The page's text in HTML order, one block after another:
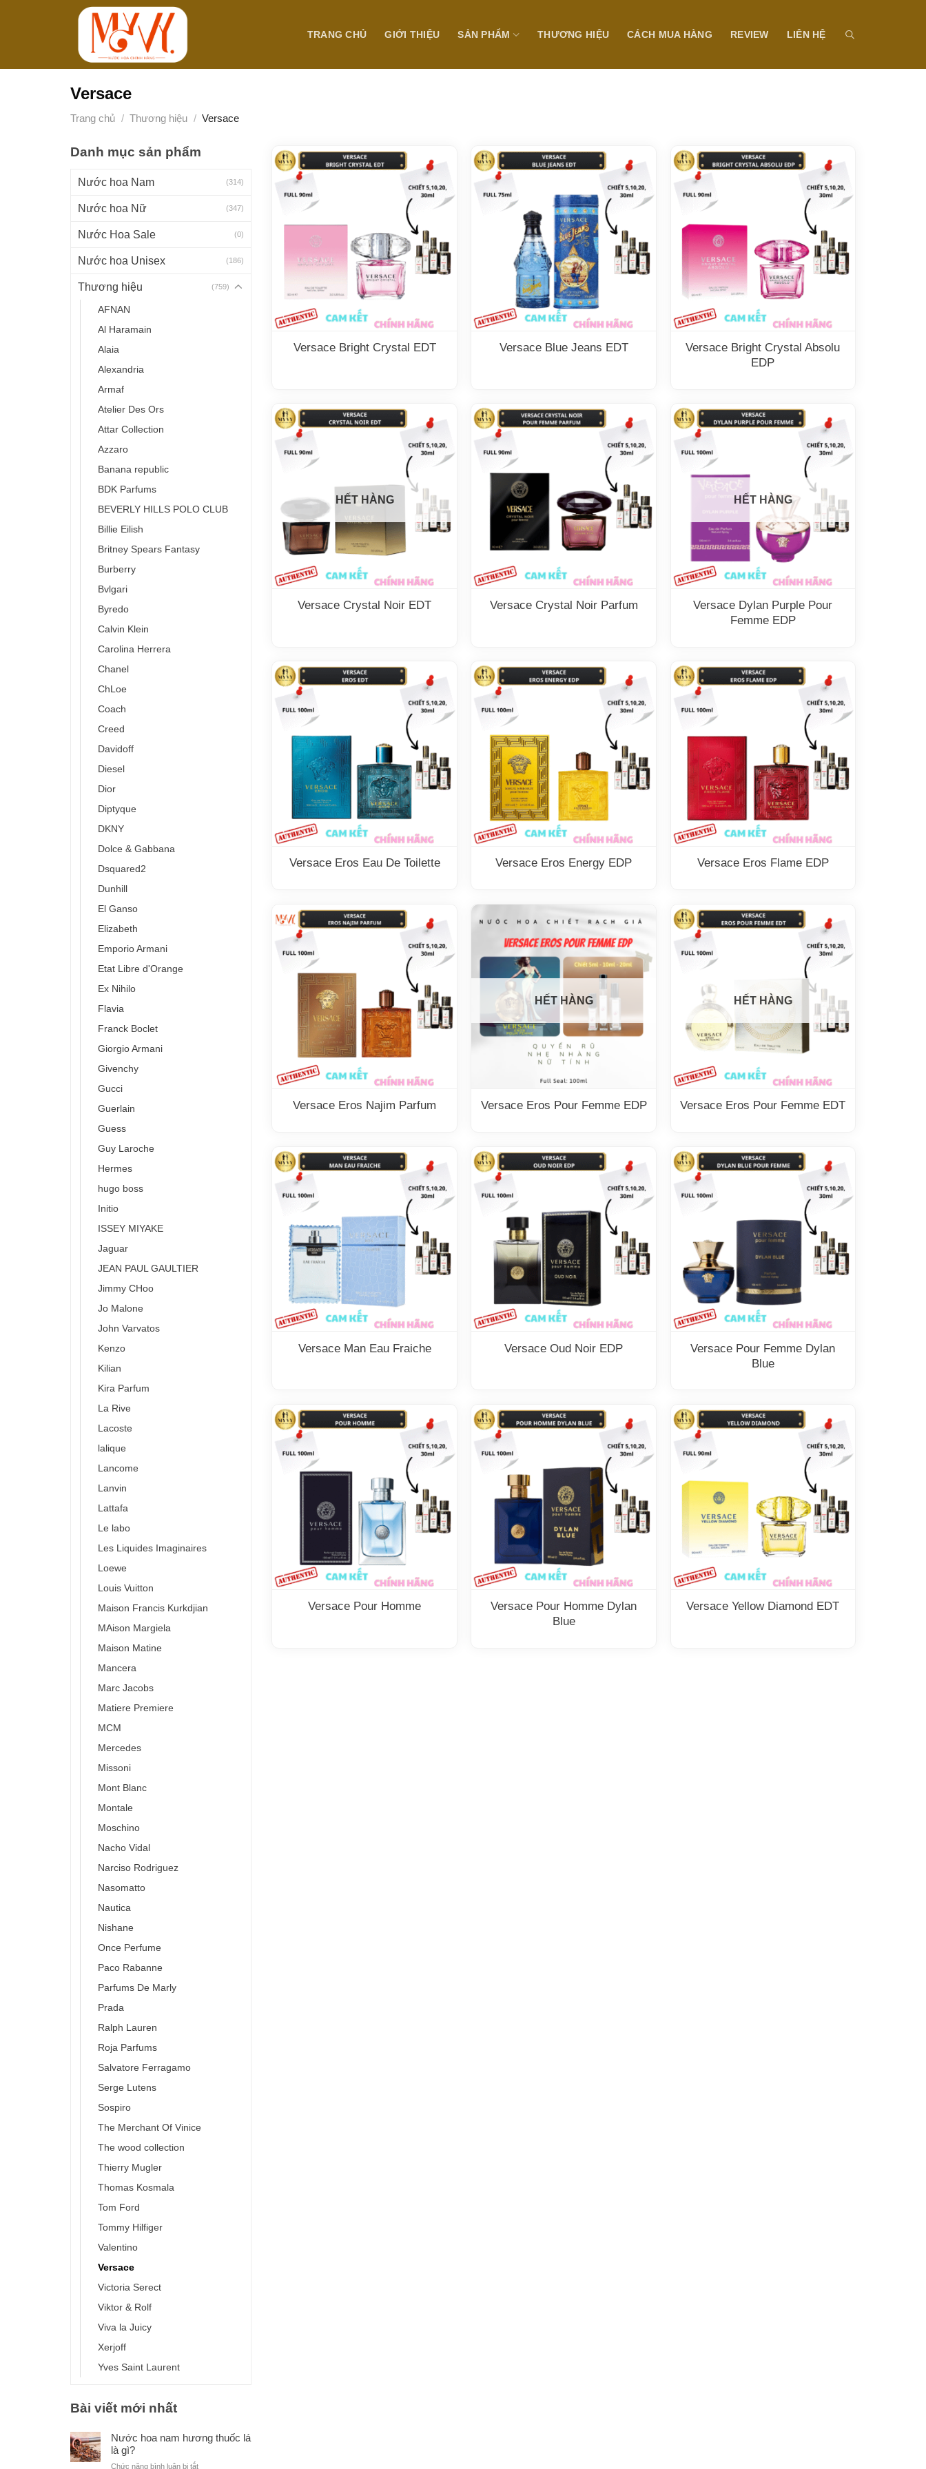
TRANG CHỦ GIỚI THIỆU SẢN PHẨM THƯƠNG HIỆU CÁCH MUA HÀNG REVIEW LIÊN HỆ
Versace
Trang chủ / Thương hiệu / Versace
Danh mục sản phẩm
Nước hoa Nam (314)
Nước hoa Nữ (347)
Nước Hoa Sale (0)
Nước hoa Unisex (186)
Thương hiệu (759)
AFNAN
Al Haramain
Alaia
Alexandria
Armaf
Atelier Des Ors
Attar Collection
Azzaro
Banana republic
BDK Parfums
BEVERLY HILLS POLO CLUB
Billie Eilish
Britney Spears Fantasy
Burberry
Bvlgari
Byredo
Calvin Klein
Carolina Herrera
Chanel
ChLoe
Coach
Creed
Davidoff
Diesel
Dior
Diptyque
DKNY
Dolce & Gabbana
Dsquared2
Dunhill
El Ganso
Elizabeth
Emporio Armani
Etat Libre d'Orange
Ex Nihilo
Flavia
Franck Boclet
Giorgio Armani
Givenchy
Gucci
Guerlain
Guess
Guy Laroche
Hermes
hugo boss
Initio
ISSEY MIYAKE
Jaguar
JEAN PAUL GAULTIER
Jimmy CHoo
Jo Malone
John Varvatos
Kenzo
Kilian
Kira Parfum
La Rive
Lacoste
lalique
Lancome
Lanvin
Lattafa
Le labo
Les Liquides Imaginaires
Loewe
Louis Vuitton
Maison Francis Kurkdjian
MAison Margiela
Maison Matine
Mancera
Marc Jacobs
Matiere Premiere
MCM
Mercedes
Missoni
Mont Blanc
Montale
Moschino
Nacho Vidal
Narciso Rodriguez
Nasomatto
Nautica
Nishane
Once Perfume
Paco Rabanne
Parfums De Marly
Prada
Ralph Lauren
Roja Parfums
Salvatore Ferragamo
Serge Lutens
Sospiro
The Merchant Of Vinice
The wood collection
Thierry Mugler
Thomas Kosmala
Tom Ford
Tommy Hilfiger
Valentino
Versace
Victoria Serect
Viktor & Rolf
Viva la Juicy
Xerjoff
Yves Saint Laurent
Bài viết mới nhất
Nước hoa nam hương thuốc lá
là gì?
Chức năng bình luận bị tắtở
Versace Bright Crystal EDT Versace Blue Jeans EDT
Versace Bright Crystal Absolu
EDP
HẾT HÀNG
Versace Crystal Noir EDT Versace Crystal Noir Parfum
HẾT HÀNG
Versace Dylan Purple Pour
Femme EDP
Versace Eros Eau De Toilette Versace Eros Energy EDP Versace Eros Flame EDP
Versace Eros Najim Parfum
HẾT HÀNG
Versace Eros Pour Femme EDP
HẾT HÀNG
Versace Eros Pour Femme EDT
Versace Man Eau Fraiche Versace Oud Noir EDP
Versace Pour Femme Dylan
Blue
Versace Pour Homme
Versace Pour Homme Dylan
Blue
Versace Yellow Diamond EDT